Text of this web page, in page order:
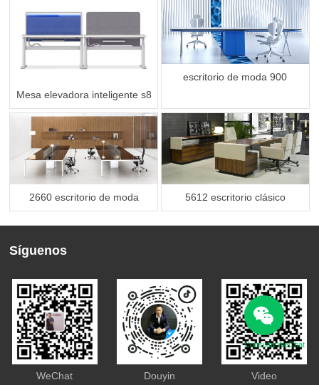
Mesa elevadora inteligente s8
escritorio de moda 900
2660 escritorio de moda 5612 escritorio clásico
Síguenos
WeChat Douyin Video
Consulta WeChat